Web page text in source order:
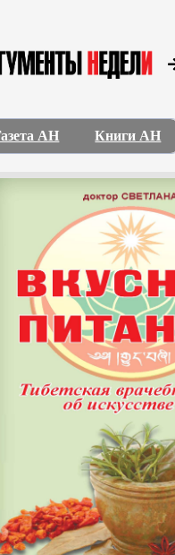
АН Книги АН